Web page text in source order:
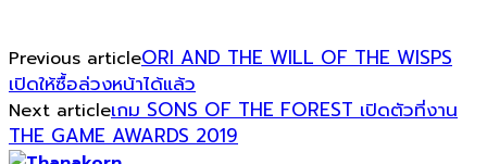
Previous articleORI AND THE WILL OF THE WISPS
เปิดให้ซื้อล่วงหน้าได้แล้ว
Next articleเกม SONS OF THE FOREST เปิดตัวที่งาน
THE GAME AWARDS 2019